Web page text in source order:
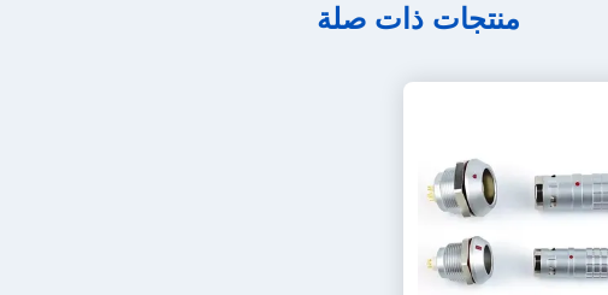
منتجات ذات صلة